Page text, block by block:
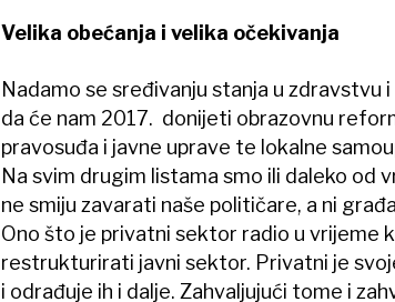
Velika obećanja i velika očekivanja
Nadamo se sređivanju stanja u zdravstvu
da će nam 2017. donijeti obrazovnu
pravosuđa i javne uprave te lokalne
Na svim drugim listama smo ili daleko od
ne smiju zavarati naše političare, a ni
Ono što je privatni sektor radio u vrijeme
restrukturirati javni sektor. Privatni je
i odrađuje ih i dalje. Zahvaljujući tome i